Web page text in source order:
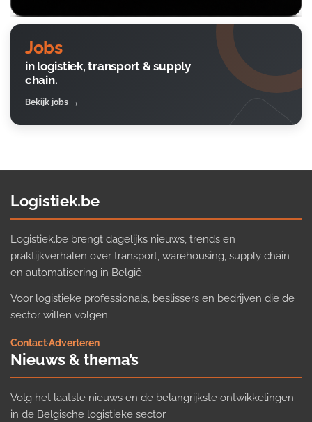
Jobs
in logistiek, transport & supply
chain.
Bekijk jobs
Logistiek.be
Logistiek.be brengt dagelijks nieuws, trends en
praktijkverhalen over transport, warehousing, supply chain
en automatisering in België.
Voor logistieke professionals, beslissers en bedrijven die de
sector willen volgen.
Contact·Adverteren
Nieuws & thema’s
Volg het laatste nieuws en de belangrijkste ontwikkelingen
in de Belgische logistieke sector.